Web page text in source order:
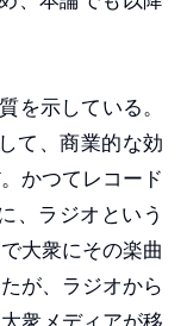
を示している。
て、商業的な効
かつてレコード
、ラジオという
大衆にその楽曲
が、ラジオから